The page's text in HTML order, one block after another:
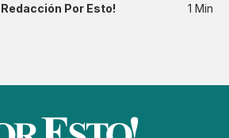
Redacción Por Esto! 1 Min